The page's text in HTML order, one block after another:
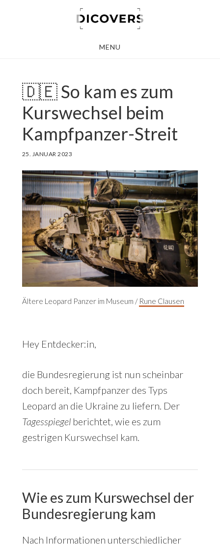
MENU
🇩🇪 So kam es zum
Kurswechsel beim
Kampfpanzer-Streit
25. JANUAR 2023
Ältere Leopard Panzer im Museum / Rune Clausen
Hey Entdecker:in,
die Bundesregierung ist nun scheinbar
doch bereit, Kampfpanzer des Typs
Leopard an die Ukraine zu liefern. Der
Tagesspiegelberichtet, wie es zum
gestrigen Kurswechsel kam.
Wie es zum Kurswechsel der
Bundesregierung kam
Nach Informationen unterschiedlicher